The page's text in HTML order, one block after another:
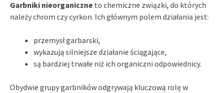
Garbniki nieorganiczne to chemiczne związki, do których
należy chrom czy cyrkon. Ich głównym polem działania jest:
przemysł garbarski,
wykazują silniejsze działanie ściągające,
są bardziej trwałe niż ich organiczni odpowiednicy.
Obydwie grupy garbników odgrywają kluczową rolę w